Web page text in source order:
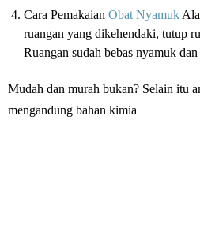
Cara Pemakaian Obat Nyamuk
ruangan yang dikehendaki, tutup
Ruangan sudah bebas nyamuk
Mudah dan murah bukan? Selain itu
mengandung bahan kimia